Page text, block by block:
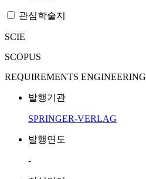
관심학술지
SCIE
SCOPUS
REQUIREMENTS ENGINEERING
발행기관
SPRINGER-VERLAG
발행연도
-